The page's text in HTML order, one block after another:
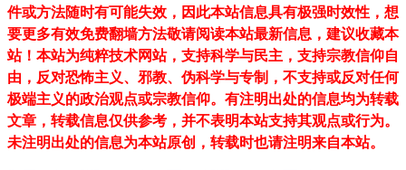
件或方法随时有可能失效，因此本站信息具有极强时效性，想
要更多有效免费翻墙方法敬请阅读本站最新信息，建议收藏本
站！ 本站为纯粹技术网站，支持科学与民主，支持宗教信仰自
由，反对恐怖主义、邪教、伪科学与专制，不支持或反对任何
极端主义的政治观点或宗教信仰。有注明出处的信息均为转载
文章，转载信息仅供参考，并不表明本站支持其观点或行为。
未注明出处的信息为本站原创，转载时也请注明来自本站。